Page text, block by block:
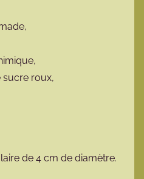
sucre roux,
de 4 cm de diamètre.